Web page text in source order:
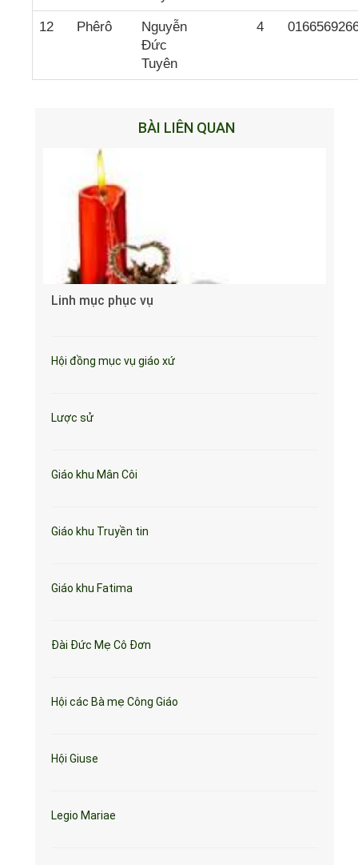
12 Phêrô
Nguyễn
Đức
Tuyên
4
BÀI LIÊN QUAN
Linh mục phục vụ
Hội đồng mục vụ giáo xứ
Lược sử
Giáo khu Mân Côi
Giáo khu Truyền tin
Giáo khu Fatima
Đài Đức Mẹ Cô Đơn
Hội các Bà mẹ Công Giáo
Hội Giuse
Legio Mariae